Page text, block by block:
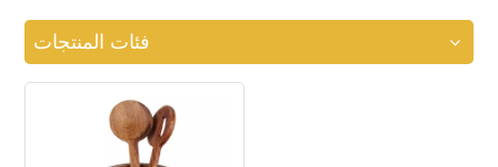
فئات المنتجات